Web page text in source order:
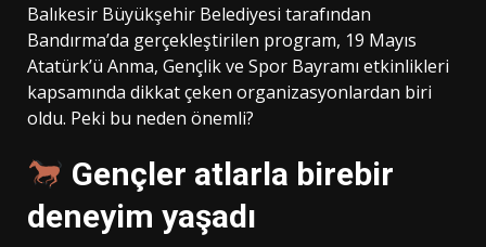
Balıkesir Büyükşehir Belediyesi tarafından
Bandırma’da gerçekleştirilen program, 19 Mayıs
Atatürk’ü Anma, Gençlik ve Spor Bayramı etkinlikleri
kapsamında dikkat çeken organizasyonlardan biri
oldu. Peki bu neden önemli?
Gençler atlarla birebir
deneyim yaşadı